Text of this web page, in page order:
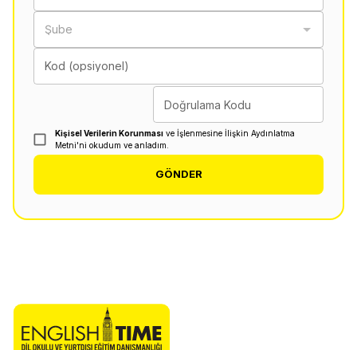
Şube
Kod (opsiyonel)
Doğrulama Kodu
Kişisel Verilerin Korunması ve İşlenmesine İlişkin Aydınlatma
Metni'ni okudum ve anladım.
GÖNDER